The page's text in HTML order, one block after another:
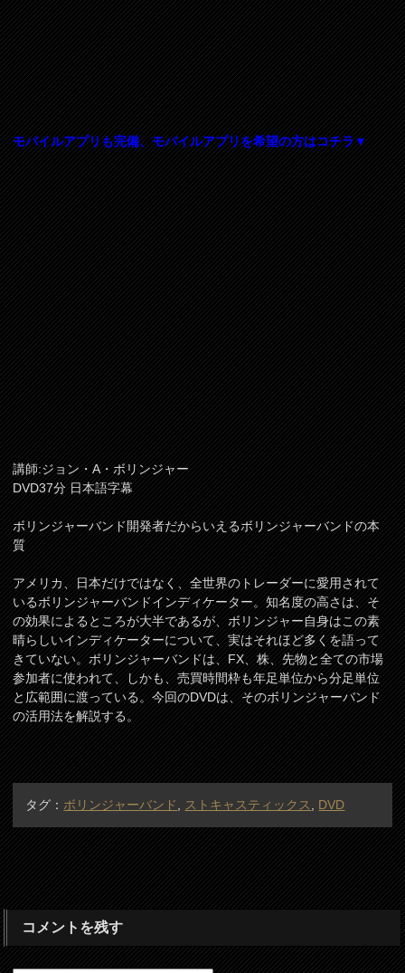
モバイルアプリも完備、モバイルアプリを希望の方はコチラ▼
講師:ジョン・A・ボリンジャー
DVD37分 日本語字幕
ボリンジャーバンド開発者だからいえるボリンジャーバンドの本
質
アメリカ、日本だけではなく、全世界のトレーダーに愛用されて
いるボリンジャーバンドインディケーター。知名度の高さは、そ
の効果によるところが大半であるが、ボリンジャー自身はこの素
晴らしいインディケーターについて、実はそれほど多くを語って
きていない。ボリンジャーバンドは、FX、株、先物と全ての市場
参加者に使われて、しかも、売買時間枠も年足単位から分足単位
と広範囲に渡っている。今回のDVDは、そのボリンジャーバンド
の活用法を解説する。
タグ： ボリンジャーバンド ストキャスティックス DVD
コメントを残す